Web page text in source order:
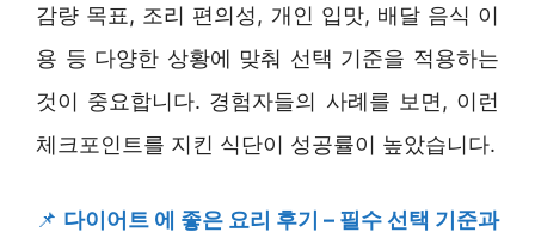
감량 목표, 조리 편의성, 개인 입맛, 배달 음식 이
용 등 다양한 상황에 맞춰 선택 기준을 적용하는
것이 중요합니다. 경험자들의 사례를 보면, 이런
체크포인트를 지킨 식단이 성공률이 높았습니다.
📌 다이어트 에 좋은 요리 후기 – 필수 선택 기준과